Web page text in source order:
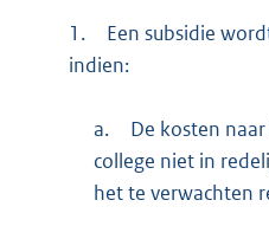
1.
Een subsidie
indien:
a.
De kosten
college niet in
het te verwachten